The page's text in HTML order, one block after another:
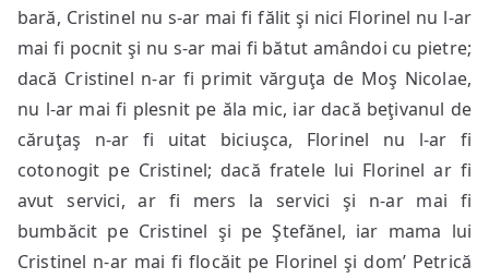
bară, Cristinel nu s-ar mai fi fălit şi nici Florinel nu l-ar
mai fi pocnit şi nu s-ar mai fi bătut amândoi cu pietre;
dacă Cristinel n-ar fi primit vărguţa de Moş Nicolae,
nu l-ar mai fi plesnit pe ăla mic, iar dacă beţivanul de
căruţaş n-ar fi uitat biciuşca, Florinel nu l-ar fi
cotonogit pe Cristinel; dacă fratele lui Florinel ar fi
avut servici, ar fi mers la servici şi n-ar mai fi
bumbăcit pe Cristinel şi pe Ştefănel, iar mama lui
Cristinel n-ar mai fi flocăit pe Florinel şi dom’ Petrică